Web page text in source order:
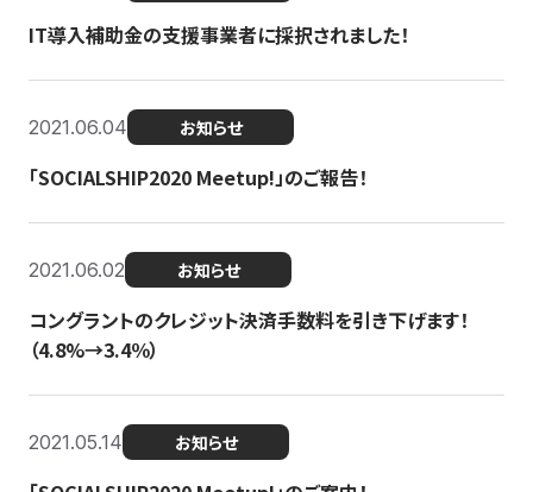
IT導入補助金の支援事業者に採択されました！
2021.06.04 お知らせ
「SOCIALSHIP2020 Meetup!」のご報告！
2021.06.02 お知らせ
コングラントのクレジット決済手数料を引き下げます！
（4.8%→3.4％）
2021.05.14 お知らせ